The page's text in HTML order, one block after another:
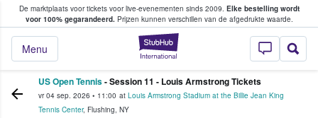
De marktplaats voor tickets voor live-evenementen sinds 2009. Elke bestelling wordt
voor 100% gegarandeerd.Prijzen kunnen verschillen van de afgedrukte waarde.
StubHub: waar
Menu
tickets kopen en verkopen
US Open Tennis- Session 11 - Louis Armstrong Tickets
vr 04 sep. 2026 • 11:00 at Louis Armstrong Stadium at the Billie Jean King
Tennis Center, Flushing, NY